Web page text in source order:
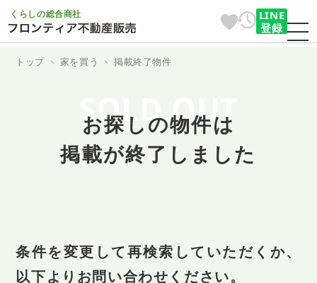
くらしの総合商社
LINE
登録
トップ 家を買う 掲載終了物件
SOLD OUT
お探しの物件は
掲載が終了しました
条件を変更して再検索していただくか、
以下よりお問い合わせください。